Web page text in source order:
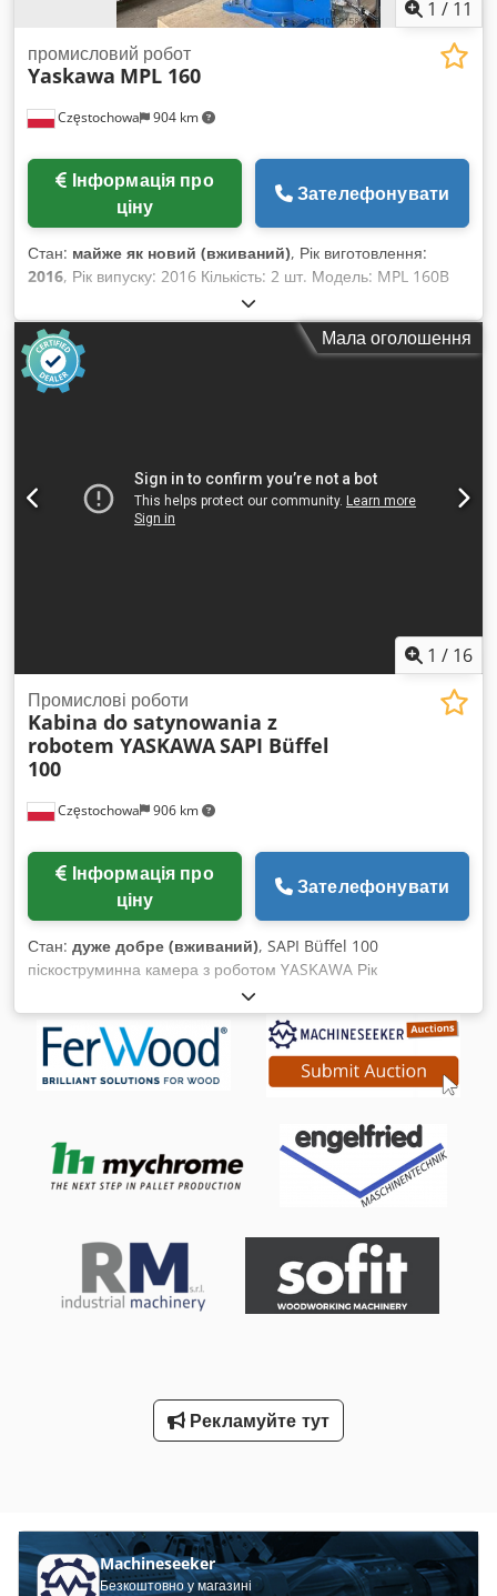
1 / 11
Częstochowa 904 km
промисловий робот
Yaskawa MPL 160
ціну
Зателефонувати
Стан: майже як новий (вживаний), Рік виготовлення:
2016, Рік випуску: 2016 Кількість: 2 шт. Модель: MPL 160B
Тип: YR-MPL 0160D Виробник: Yaskawa Motoman Кількість
осей: 4 Вантажопідйомність: 160 кг Радіус дії: 3159 мм
Dkedpfx Asywyv Tobvor Управління: DX200 (2017)
Операторська панель: JZRCR-YPP21 Колір: синій
Комплектація: контролер, операторська панель, кабелі.
Мала оголошення
1 / 16
Częstochowa 906 km
Промислові роботи
Kabina do satynowania z
robotem YASKAWASAPI Büffel
100
ціну
Зателефонувати
Стан: дуже добре (вживаний), SAPI Büffel 100
піскоструминна камера з роботом YASKAWA Рік
виробництва: 2020 Серійний номер: 20648 з промисловим
роботом YASKAWA YR-1-06VX-A00, серійний номер:
K18777-473-1 Dsdpfxjvyh Dls Abvjkr Управління: YASKAWA
Eras-1000-06VX8-E10 Осередок використовувався для
сатинування пластикових елементів.
Рекламуйте тут
Machineseeker
Безкоштовно у магазині